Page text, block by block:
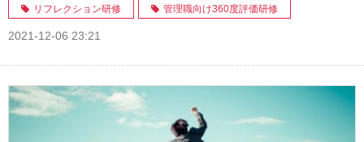
リフレクション研修 管理職向け360度評価研修
2021-12-06 23:21